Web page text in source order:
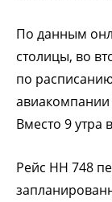
По данным
столицы, во
по
Вместо 9 утра
Рейс HH 748